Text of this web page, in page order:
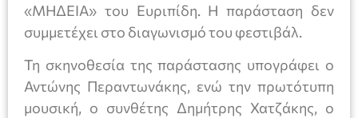
«ΜΗΔΕΙΑ» του Ευριπίδη. Η παράσταση δεν
συμμετέχει στο διαγωνισμό του φεστιβάλ.
Τη σκηνοθεσία της παράστασης υπογράφει ο
Αντώνης Περαντωνάκης, ενώ την πρωτότυπη
μουσική, ο συνθέτης Δημήτρης Χατζάκης, ο